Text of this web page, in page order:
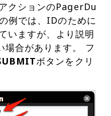
クションのPagerDu
例では、IDのために
いますが、より説明
場合があります。 フ
ボタンをクリ